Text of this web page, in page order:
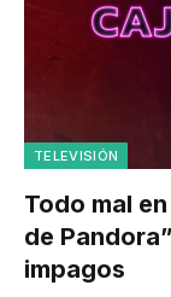
TELEVISIÓN
Todo mal
de
impagos